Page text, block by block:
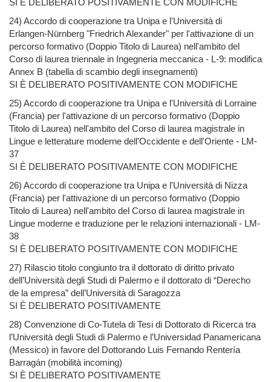
SI È DELIBERATO POSITIVAMENTE CON MODIFICHE
24) Accordo di cooperazione tra Unipa e l'Università di
Erlangen-Nürnberg "Friedrich Alexander" per l'attivazione di un
percorso formativo (Doppio Titolo di Laurea) nell'ambito del
Corso di laurea triennale in Ingegneria meccanica - L-9: modifica
Annex B (tabella di scambio degli insegnamenti)
SI È DELIBERATO POSITIVAMENTE CON MODIFICHE
25) Accordo di cooperazione tra Unipa e l'Università di Lorraine
(Francia) per l'attivazione di un percorso formativo (Doppio
Titolo di Laurea) nell'ambito del Corso di laurea magistrale in
Lingue e letterature moderne dell'Occidente e dell'Oriente - LM-
37
SI È DELIBERATO POSITIVAMENTE CON MODIFICHE
26) Accordo di cooperazione tra Unipa e l'Università di Nizza
(Francia) per l'attivazione di un percorso formativo (Doppio
Titolo di Laurea) nell'ambito del Corso di laurea magistrale in
Lingue moderne e traduzione per le relazioni internazionali - LM-
38
SI È DELIBERATO POSITIVAMENTE CON MODIFICHE
27) Rilascio titolo congiunto tra il dottorato di diritto privato
dell’Università degli Studi di Palermo e il dottorato di “Derecho
de la empresa” dell’Università di Saragozza
SI È DELIBERATO POSITIVAMENTE
28) Convenzione di Co-Tutela di Tesi di Dottorato di Ricerca tra
l’Università degli Studi di Palermo e l’Universidad Panamericana
(Messico) in favore del Dottorando Luis Fernando Rentería
Barragán (mobilità incoming)
SI È DELIBERATO POSITIVAMENTE